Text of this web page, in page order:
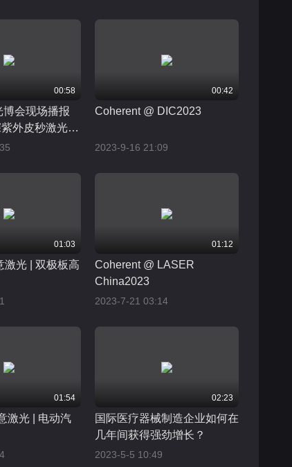
00:58
会现场播报
外皮秒激光器
激光器
00:42
Coherent @ DIC2023
2023-9-16 21:09
01:03
激光 | 双极板高
01:12
Coherent @ LASER
China2023
2023-7-21 03:14
01:54
激光 | 电动汽
02:23
国际医疗器械制造企业如何在
几年间获得强劲增长？
2023-5-5 10:49